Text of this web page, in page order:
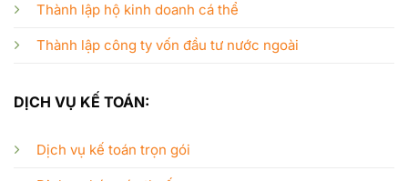
Thành lập hộ kinh doanh cá thể
Thành lập công ty vốn đầu tư nước ngoài
DỊCH VỤ KẾ TOÁN:
Dịch vụ kế toán trọn gói